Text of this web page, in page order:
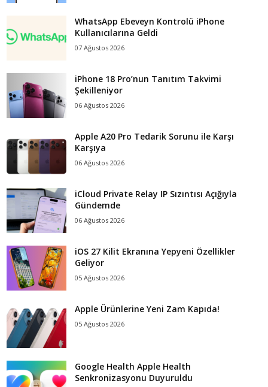
WhatsApp Ebeveyn Kontrolü iPhone
Kullanıcılarına Geldi
07 Ağustos 2026
iPhone 18 Pro’nun Tanıtım Takvimi
Şekilleniyor
06 Ağustos 2026
Apple A20 Pro Tedarik Sorunu ile Karşı
Karşıya
06 Ağustos 2026
iCloud Private Relay IP Sızıntısı Açığıyla
Gündemde
06 Ağustos 2026
iOS 27 Kilit Ekranına Yepyeni Özellikler
Geliyor
05 Ağustos 2026
Apple Ürünlerine Yeni Zam Kapıda!
05 Ağustos 2026
Google Health Apple Health
Senkronizasyonu Duyuruldu